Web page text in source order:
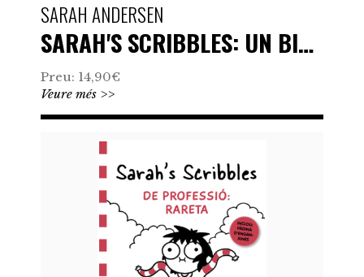
SARAH ANDERSEN
SARAH'S SCRIBBLES: UN BICHO …
Preu: 14,90€
Veure més >>